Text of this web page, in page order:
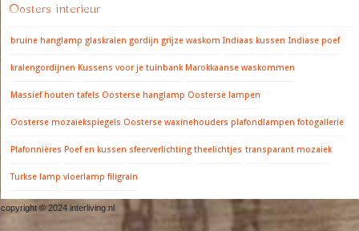
Oosters interieur
bruine hanglamp glaskralen gordijn grijze waskom Indiaas kussen Indiase poef
kralengordijnen Kussens voor je tuinbank Marokkaanse waskommen
Massief houten tafels Oosterse hanglamp Oosterse lampen
Oosterse mozaiekspiegels Oosterse waxinehouders plafondlampen fotogallerie
Plafonnières Poef en kussen sfeerverlichting theelichtjes transparant mozaiek
Turkse lamp vloerlamp filigrain
copyright © 2024 interliving.nl